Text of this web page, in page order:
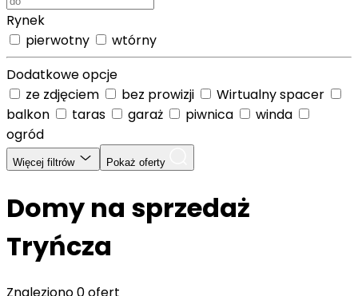
Rynek
pierwotny
wtórny
Dodatkowe opcje
ze zdjęciem
bez prowizji
Wirtualny spacer
balkon
taras garaż piwnica
winda
ogród
Więcej filtrów Pokaż oferty
Domy na sprzedaż
Tryńcza